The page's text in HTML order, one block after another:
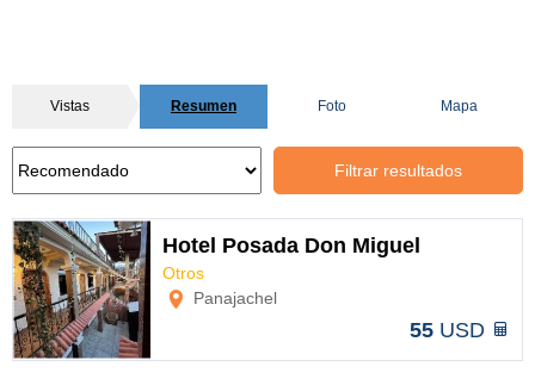
Vistas Resumen Foto Mapa
Filtrar resultados
Hotel Posada Don Miguel
Otros
Panajachel
55 USD